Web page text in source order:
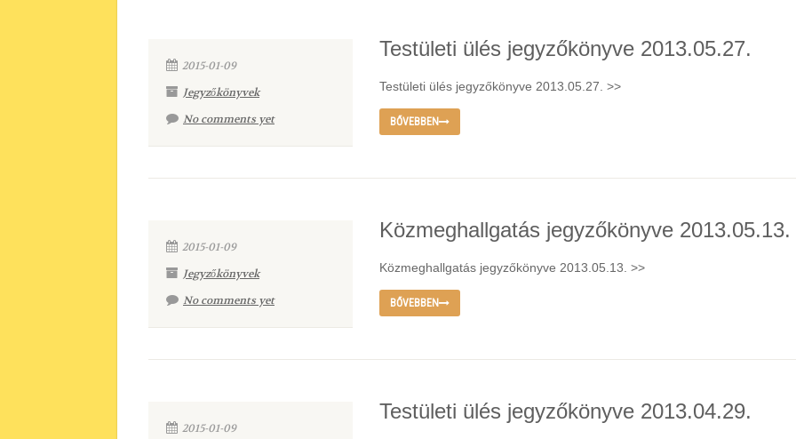
2015-01-09
Jegyzőkönyvek
No comments yet
Testületi ülés jegyzőkönyve 2013.05.27.
Testületi ülés jegyzőkönyve 2013.05.27. >>
BŐVEBBEN
2015-01-09
Jegyzőkönyvek
No comments yet
Közmeghallgatás jegyzőkönyve 2013.05.13.
Közmeghallgatás jegyzőkönyve 2013.05.13. >>
BŐVEBBEN
2015-01-09
Testületi ülés jegyzőkönyve 2013.04.29.